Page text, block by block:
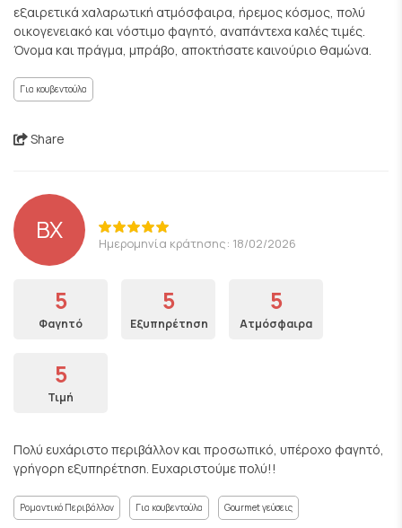
εξαιρετικά χαλαρωτική ατμόσφαιρα, ήρεμος κόσμος, πολύ
οικογενειακό και νόστιμο φαγητό, αναπάντεχα καλές τιμές.
Όνομα και πράγμα, μπράβο, αποκτήσατε καινούριο θαμώνα.
Για κουβεντούλα
Share
ΒΧ Ημερομηνία κράτησης: 18/02/2026
5
Φαγητό
5
Εξυπηρέτηση
5
Ατμόσφαιρα
5
Τιμή
Πολύ ευχάριστο περιβάλλον και προσωπικό, υπέροχο φαγητό,
γρήγορη εξυπηρέτηση. Ευχαριστούμε πολύ!!
Ρομαντικό Περιβάλλον Για κουβεντούλα Gourmet γεύσεις